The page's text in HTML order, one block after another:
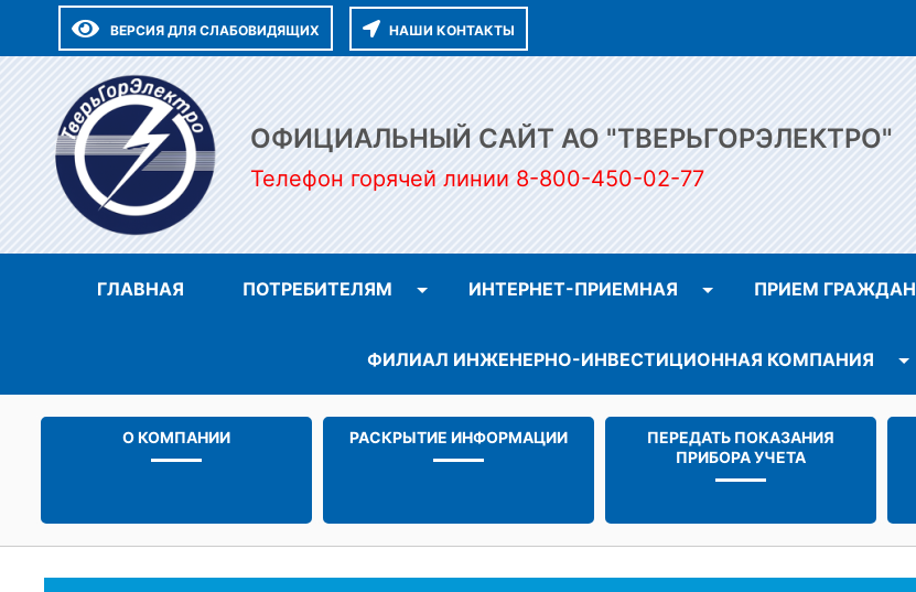
ВЕРСИЯ ДЛЯ СЛАБОВИДЯЩИХ НАШИ КОНТАКТЫ
ОФИЦИАЛЬНЫЙ САЙТ АО "ТВЕРЬГОРЭЛЕКТРО"
Телефон горячей линии 8-800-450-02-77
ГЛАВНАЯ ПОТРЕБИТЕЛЯМ ИНТЕРНЕТ-ПРИЕМНАЯ ПРИЕМ ГРАЖДАН
ФИЛИАЛ ИНЖЕНЕРНО-ИНВЕСТИЦИОННАЯ КОМПАНИЯ
О КОМПАНИИ РАСКРЫТИЕ ИНФОРМАЦИИ
ПЕРЕДАТЬ ПОКАЗАНИЯ
ПРИБОРА УЧЕТА